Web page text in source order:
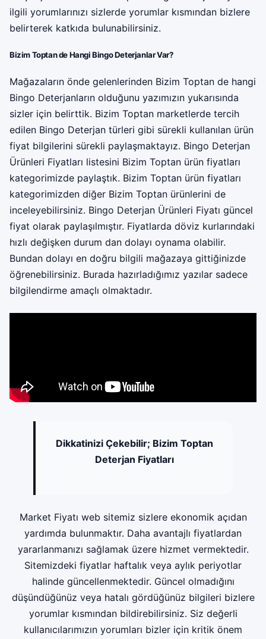
ilgili yorumlarınızı sizlerde yorumlar kısmından bizlere
belirterek katkıda bulunabilirsiniz.
Bizim Toptan de Hangi Bingo Deterjanlar Var?
Mağazaların önde gelenlerinden Bizim Toptan de hangi
Bingo Deterjanların olduğunu yazımızın yukarısında
sizler için belirttik. Bizim Toptan marketlerde tercih
edilen Bingo Deterjan türleri gibi sürekli kullanılan ürün
fiyat bilgilerini sürekli paylaşmaktayız. Bingo Deterjan
Ürünleri Fiyatları listesini Bizim Toptan ürün fiyatları
kategorimizde paylaştık. Bizim Toptan ürün fiyatları
kategorimizden diğer Bizim Toptan ürünlerini de
inceleyebilirsiniz. Bingo Deterjan Ürünleri Fiyatı güncel
fiyat olarak paylaşılmıştır. Fiyatlarda döviz kurlarındaki
hızlı değişken durum dan dolayı oynama olabilir.
Bundan dolayı en doğru bilgili mağazaya gittiğinizde
öğrenebilirsiniz. Burada hazırladığımız yazılar sadece
bilgilendirme amaçlı olmaktadır.
Dikkatinizi Çekebilir; Bizim Toptan
Deterjan Fiyatları
Market Fiyatı web sitemiz sizlere ekonomik açıdan
yardımda bulunmaktır. Daha avantajlı fiyatlardan
yararlanmanızı sağlamak üzere hizmet vermektedir.
Sitemizdeki fiyatlar haftalık veya aylık periyotlar
halinde güncellenmektedir. Güncel olmadığını
düşündüğünüz veya hatalı gördüğünüz bilgileri bizlere
yorumlar kısmından bildirebilirsiniz. Siz değerli
kullanıcılarımızın yorumları bizler için kritik önem